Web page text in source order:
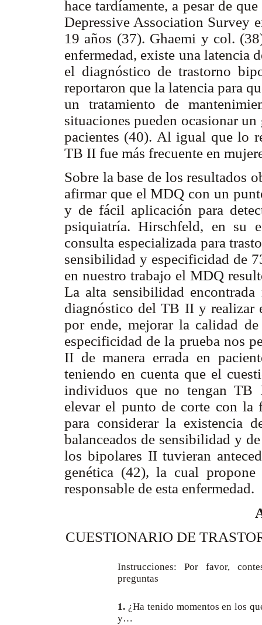
hace tardíamente, a pesar de
Depressive Association Survey
19 años (37). Ghaemi y col.
enfermedad, existe una latencia
el diagnóstico de trastorno
reportaron que la latencia para
un tratamiento de
situaciones pueden ocasionar
pacientes (40). Al igual que lo
TB II fue más frecuente en
Sobre la base de los resultados
afirmar que el MDQ con un
y de fácil aplicación para
psiquiatría. Hirschfeld, en su
consulta especializada para
sensibilidad y especificidad de
en nuestro trabajo el MDQ
La alta sensibilidad
diagnóstico del TB II y realizar
por ende, mejorar la calidad
especificidad de la prueba nos
II de manera errada en
teniendo en cuenta que el
individuos que no tengan TB
elevar el punto de corte con la
para considerar la existencia
balanceados de sensibilidad y
los bipolares II tuvieran
genética (42), la cual
responsable de esta enfermedad.
CUESTIONARIO DE
Instrucciones: Por favor,
preguntas
1. ¿Ha tenido momentos en los
y…